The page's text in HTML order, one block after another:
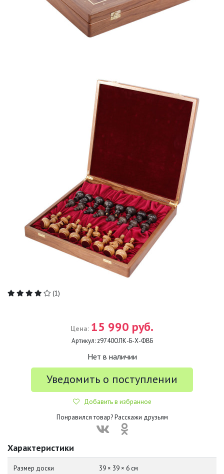
(1)
Цена: 15 990 руб.
Артикул: z9740ОЛК-Б-Х-ФВБ
Нет в наличии
Уведомить о поступлении
Добавить в избранное
Понравился товар? Расскажи друзьям
Характеристики
Размер доски 39 × 39 × 6 см